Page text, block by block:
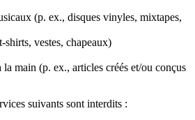
(p. ex., disques vinyles, mixtapes,
shirts, vestes, chapeaux)
main (p. ex., articles créés et/ou conçus
suivants sont interdits :